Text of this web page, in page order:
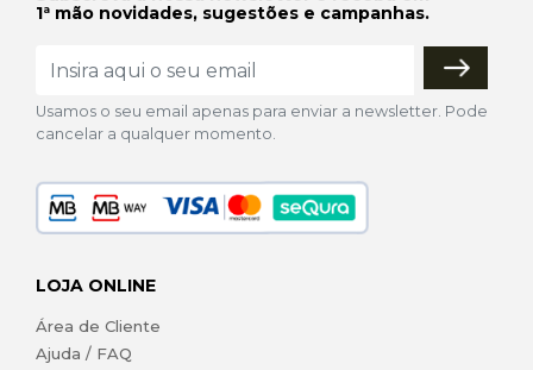
1ª mão novidades, sugestões e campanhas.
Usamos o seu email apenas para enviar a newsletter. Pode
cancelar a qualquer momento.
LOJA ONLINE
Área de Cliente
Ajuda / FAQ